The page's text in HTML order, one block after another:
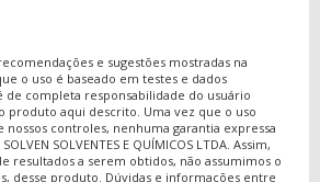
e sugestões mostradas na
o uso é baseado em testes e dados
de completa responsabilidade do usuário
produto aqui descrito. Uma vez que o uso
controles, nenhuma garantia expressa
SOLVENTES E QUÍMICOS LTDA. Assim,
resultados a serem obtidos, não assumimos o
desse produto. Dúvidas e informações entre